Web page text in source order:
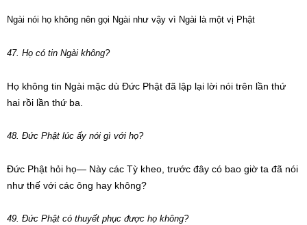
Ngài nói họ không nên gọi Ngài như vậy vì Ngài là một vị Phật
47. Họ có tin Ngài không?
Họ không tin Ngài mặc dù Đức Phật đã lập lại lời nói trên lần thứ
hai rồi lần thứ ba.
48. Đức Phật lúc ấy nói gì với họ?
Đức Phật hỏi họ— Này các Tỳ kheo, trước đây có bao giờ ta đã nói
như thế với các ông hay không?
49. Đức Phật có thuyết phục được họ không?